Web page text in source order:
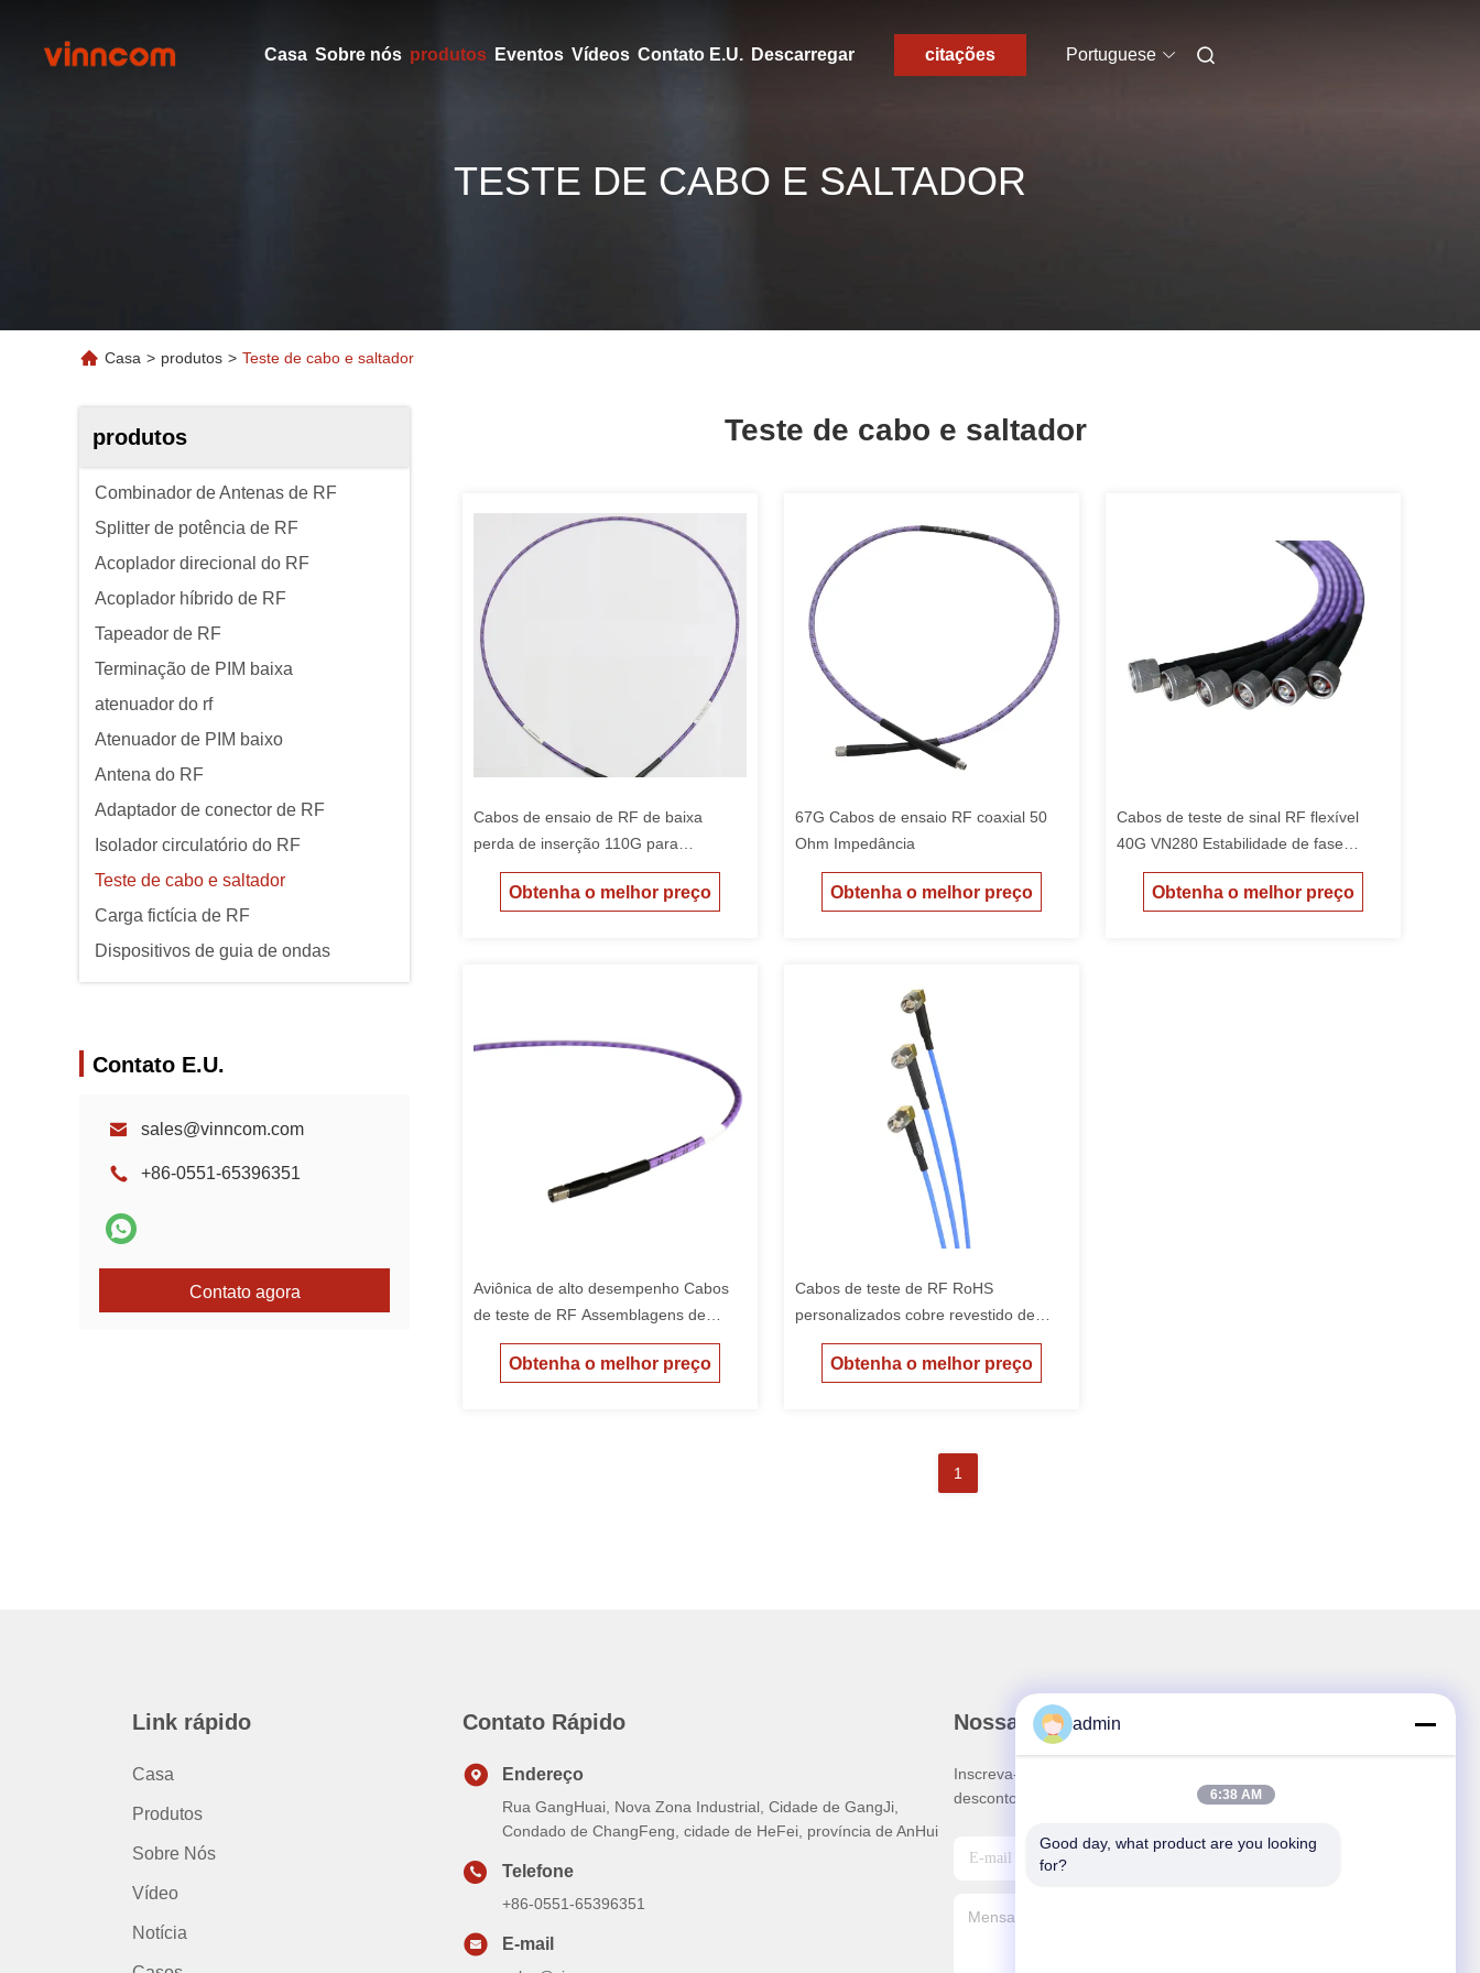
Casa Sobre nós produtos Eventos Vídeos Contato E.U. Descarregar citações Portuguese
TESTE DE CABO E SALTADOR
Casa > produtos > Teste de cabo e saltador
produtos
Combinador de Antenas de RF
Splitter de potência de RF
Acoplador direcional do RF
Acoplador híbrido de RF
Tapeador de RF
Terminação de PIM baixa
atenuador do rf
Atenuador de PIM baixo
Antena do RF
Adaptador de conector de RF
Isolador circulatório do RF
Teste de cabo e saltador
Carga fictícia de RF
Dispositivos de guia de ondas
Contato E.U.
sales@vinncom.com
+86-0551-65396351
Contato agora
Teste de cabo e saltador
Cabos de ensaio de RF de baixa
perda de inserção 110G para
laboratório
Obtenha o melhor preço
67G Cabos de ensaio RF coaxial 50
Ohm Impedância
Obtenha o melhor preço
Cabos de teste de sinal RF flexível
40G VN280 Estabilidade de fase
elevada
Obtenha o melhor preço
Aviônica de alto desempenho Cabos
de teste de RF Assemblagens de
chumbo 50G
Obtenha o melhor preço
Cabos de teste de RF RoHS
personalizados cobre revestido de
prata 26.5G dieléctrico de
interconexão
Obtenha o melhor preço
1
Link rápido
Casa
Produtos
Sobre Nós
Vídeo
Notícia
Contato Rápido
Endereço
Rua GangHuai, Nova Zona Industrial, Cidade de GangJi,
Condado de ChangFeng, cidade de HeFei, província de AnHui
Telefone
+86-0551-65396351
E-mail
Nossa Newsletter
Inscreva-se no nosso boletim informativo para obter
descontos e mais.
admin
6:38 AM
Good day, what product are you looking
for?